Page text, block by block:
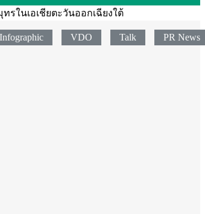
ในเอเชียตะวันออกเฉียงใต้
Infographic VDO Talk PR News